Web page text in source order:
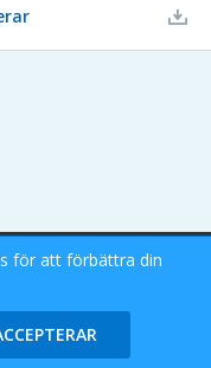
för att förbättra din